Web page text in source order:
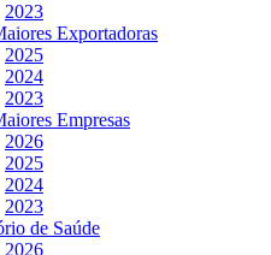
2023
Exportadoras
2025
2024
2023
Empresas
2026
2025
2024
2023
de Saúde
2026